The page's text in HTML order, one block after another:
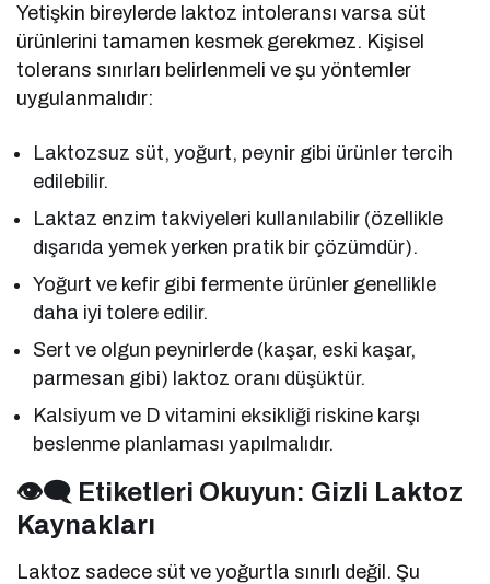
Yetişkin bireylerde laktoz intoleransı varsa süt
ürünlerini tamamen kesmek gerekmez. Kişisel
tolerans sınırları belirlenmeli ve şu yöntemler
uygulanmalıdır:
Laktozsuz süt, yoğurt, peynir gibi ürünler tercih
edilebilir.
Laktaz enzim takviyeleri kullanılabilir (özellikle
dışarıda yemek yerken pratik bir çözümdür).
Yoğurt ve kefir gibi fermente ürünler genellikle
daha iyi tolere edilir.
Sert ve olgun peynirlerde (kaşar, eski kaşar,
parmesan gibi) laktoz oranı düşüktür.
Kalsiyum ve D vitamini eksikliği riskine karşı
beslenme planlaması yapılmalıdır.
👁‍🗨 Etiketleri Okuyun: Gizli Laktoz
Kaynakları
Laktoz sadece süt ve yoğurtla sınırlı değil. Şu